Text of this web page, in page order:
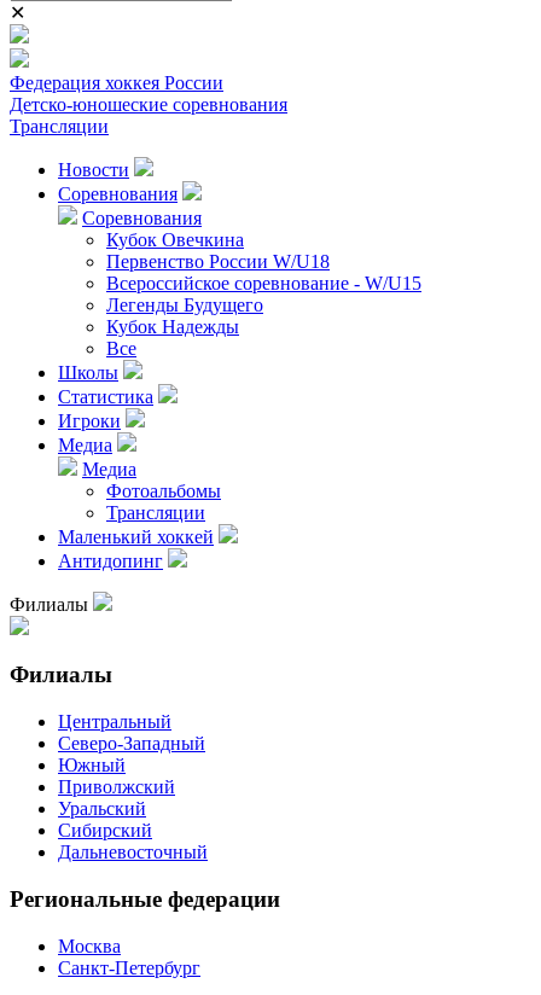
✕
Федерация хоккея России
Детско-юношеские соревнования
Трансляции
Новости
Соревнования
Соревнования
Кубок Овечкина
Первенство России W/U18
Всероссийское соревнование - W/U15
Легенды Будущего
Кубок Надежды
Все
Школы
Статистика
Игроки
Медиа
Медиа
Фотоальбомы
Трансляции
Маленький хоккей
Антидопинг
Филиалы
Филиалы
Центральный
Северо-Западный
Южный
Приволжский
Уральский
Сибирский
Дальневосточный
Региональные федерации
Москва
Санкт-Петербург